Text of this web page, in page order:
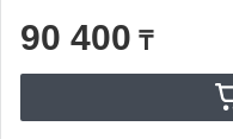
90 400 ₸